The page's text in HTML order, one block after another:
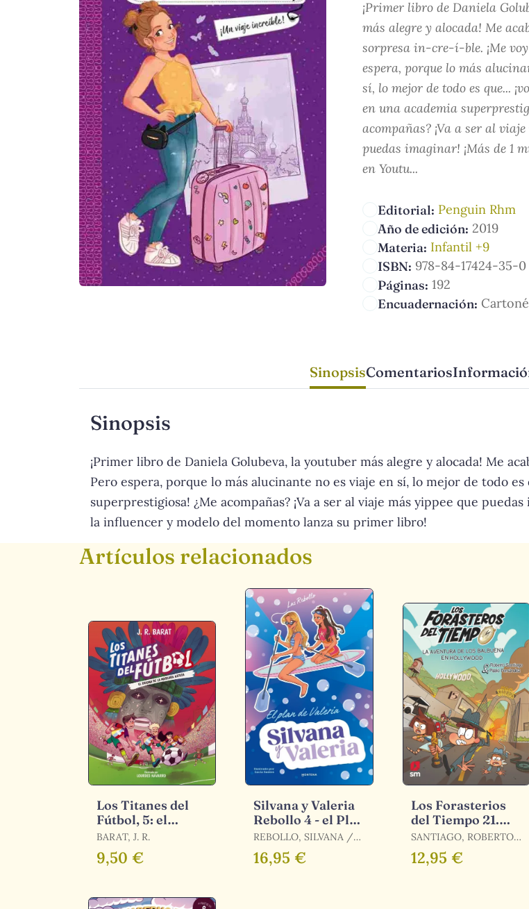
¡Primer libro de Daniela
más alegre y alocada! Me
sorpresa in-cre-í-ble. ¡Me
espera, porque lo más
sí, lo mejor de todo es que...
en una academia
acompañas? ¡Va a ser al
puedas imaginar! ¡Más de 1
en Youtu...
Editorial: Penguin Rhm
Año de edición: 2019
Materia: Infantil +9
ISBN: 978-84-17424-35-0
Páginas: 192
Encuadernación: Cartoné
SinopsisComentarios
Sinopsis
¡Primer libro de Daniela Golubeva, la youtuber más alegre y alocada! Me
Pero espera, porque lo más alucinante no es viaje en sí, lo mejor de todo es
superprestigiosa! ¿Me acompañas? ¡Va a ser al viaje más yippee que
la influencer y modelo del momento lanza su primer libro!
Artículos relacionados
Los Titanes del
Fútbol, 5: el
Enigma de la
Máscara Azteca
BARAT, J. R.
9,50 €
Silvana y Valeria
Rebollo 4 - el Plan
de Valeria
REBOLLO, SILVANA /
REBOLLO, VALERIA /
REBOLLO, SILVANA /
16,95 €
Los Forasterios
del Tiempo 21.
Aventura en
Hollywood
SANTIAGO, ROBERTO
/ FERNÁNDEZ
BERROCAL, PABLO /
12,95 €